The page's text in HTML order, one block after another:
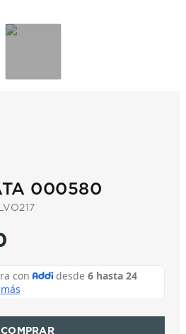
000580
9.
mido